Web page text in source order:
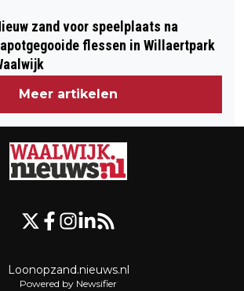
zand voor speelplaats na
flessen in Willaertpark
Meer artikelen
Loonopzand.nieuws.nl
Powered by Newsifier